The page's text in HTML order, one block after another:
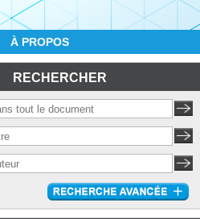
À PROPOS
RECHERCHER